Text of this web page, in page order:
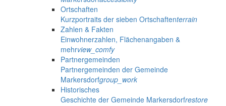
Ortschaften
Kurzportraits der sieben Ortschaftenterrain
Zahlen & Fakten
Einwohnerzahlen, Flächenangaben &
mehrview_comfy
Partnergemeinden
Partnergemeinden der Gemeinde
Markersdorfgroup_work
Historisches
Geschichte der Gemeinde Markersdorfrestore